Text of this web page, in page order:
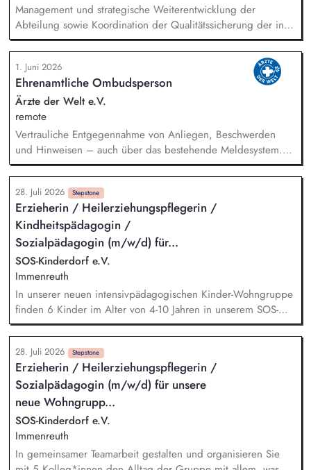
Management und strategische Weiterentwicklung der
Abteilung sowie Koordination der Qualitätssicherung der in
der Abteilung durchgeführten Aufgaben; konzeptionelle
Weiterentwicklung der Trink- und Badebeckenwasserhygiene;
d. h. Erkennen neuer Herausforderungen, vom
Forschungsbedarf über die Bewertung gesundheitlicher
Risiken und Empfehlungen für den Regelungsbedarf (z. B.
UBA-Empfehlungen, technisches Regelwerk, WHO Guidance)
1. Juni 2026
Ehrenamtliche Ombudsperson
Ärzte der Welt e.V.
remote
Vertrauliche Entgegennahme von Anliegen, Beschwerden
und Hinweisen – auch über das bestehende Meldesystem.
Vermittlung bei Konflikten und Unterstützung bei
Klärungsprozessen. Konzeption und Durchführung von
Schulungen und Sensibilisierungsformaten. Mitwirkung an der
Weiterentwicklung von Leitlinien, Verhaltenskodizes und dem
Meldesystem. Förderung einer offenen Feedback- und
Beschwerdekultur innerhalb der Organisation.
28. Juli 2026 Stepstone
Erzieherin / Heilerziehungspflegerin /
Kindheitspädagogin /
Sozialpädagogin (m/w/d) für...
SOS-Kinderdorf e.V.
Immenreuth
In unserer neuen intensivpädagogischen Kinder-Wohngruppe
finden 6 Kinder im Alter von 4-10 Jahren in unserem SOS-
Kinderdorf ein liebevolles und familiäres Zuhause. In
gemeinsamer Teamarbeit gestalten und organisieren Sie mit
4-8 Kolleg*innen den Alltag der Kinder mit allem, was ein
familiäres Zuhause ausmacht. Sie sind für die Kinder eine
stabile und verlässliche Bezugsperson. Gemeinsam mit dem
Fachdienst wirken Sie bei der Hilfe- und Erziehungsplanung
mit. Sie motivieren, trösten, verhandeln, unterstützen, leiten
an und begleiten die jungen Menschen auf ihrem
Lebensweg.
28. Juli 2026 Stepstone
Erzieherin / Heilerziehungspflegerin /
Sozialpädagogin (m/w/d) für unsere
neue Wohngrupp...
SOS-Kinderdorf e.V.
Immenreuth
In gemeinsamer Teamarbeit gestalten und organisieren Sie